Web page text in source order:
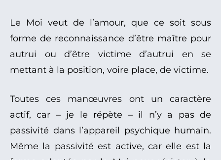
Le Moi veut de l’amour, que ce soit sous
forme de reconnaissance d’être maître pour
autrui ou d’être victime d’autrui en se
mettant à la position, voire place, de victime.
Toutes ces manœuvres ont un caractère
actif, car – je le répète – il n’y a pas de
passivité dans l’appareil psychique humain.
Même la passivité est active, car elle est la